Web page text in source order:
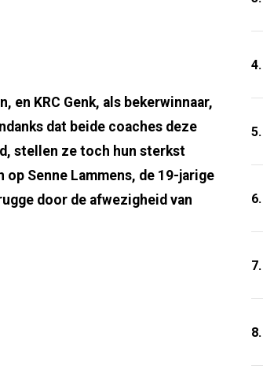
en KRC Genk, als bekerwinnaar,
dat beide coaches deze
stellen ze toch hun sterkst
Senne Lammens, de 19-jarige
door de afwezigheid van
4.
5.
6.
7.
8.